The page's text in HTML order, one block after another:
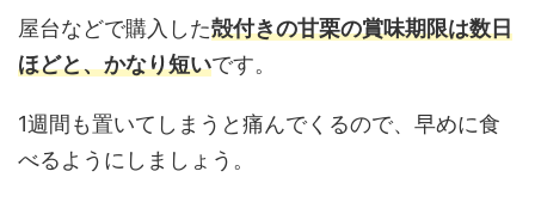
屋台などで購入した殻付きの甘栗の賞味期限は数日
ほどと、かなり短いです。
1週間も置いてしまうと痛んでくるので、早めに食
べるようにしましょう。